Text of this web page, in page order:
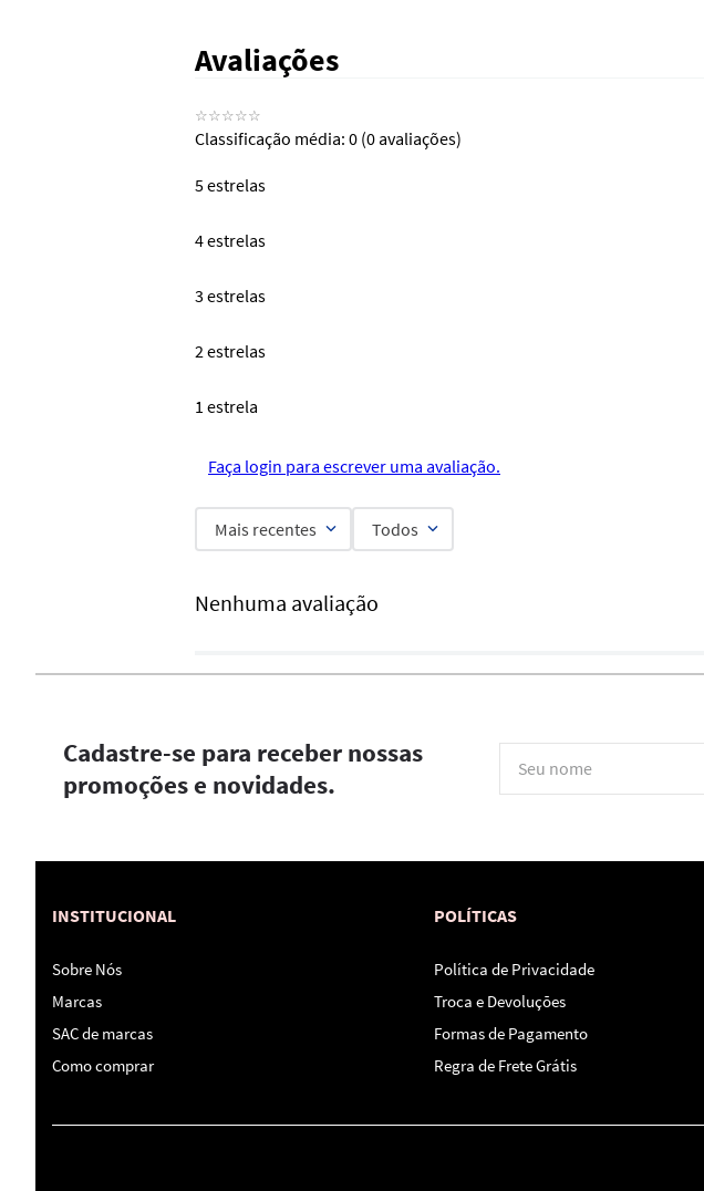
Avaliações
☆☆☆☆☆
Classificação média: 0 (0 avaliações)
5 estrelas
4 estrelas
3 estrelas
2 estrelas
1 estrela
Faça login para escrever uma avaliação.
Mais recentes Todos
Nenhuma avaliação
Cadastre-se para receber nossas
promoções e novidades.
INSTITUCIONAL
Sobre Nós
Marcas
SAC de marcas
Como comprar
POLÍTICAS
Política de Privacidade
Troca e Devoluções
Formas de Pagamento
Regra de Frete Grátis